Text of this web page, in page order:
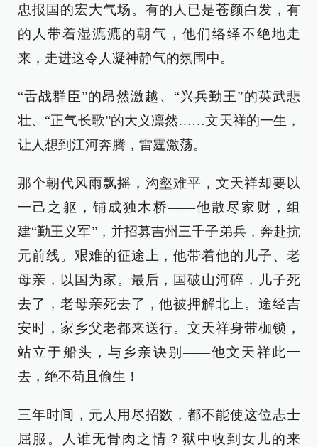
忠报国的宏大气场。有的人已是苍颜白发，有
的人带着湿漉漉的朝气，他们络绎不绝地走
来，走进这令人凝神静气的氛围中。
“舌战群臣”的昂然激越、“兴兵勤王”的英武悲
壮、“正气长歌”的大义凛然……文天祥的一生，
让人想到江河奔腾，雷霆激荡。
那个朝代风雨飘摇，沟壑难平，文天祥却要以
一己之躯，铺成独木桥——他散尽家财，组
建“勤王义军”，并招募吉州三千子弟兵，奔赴抗
元前线。艰难的征途上，他带着他的儿子、老
母亲，以国为家。最后，国破山河碎，儿子死
去了，老母亲死去了，他被押解北上。途经吉
安时，家乡父老都来送行。文天祥身带枷锁，
站立于船头，与乡亲诀别——他文天祥此一
去，绝不苟且偷生！
三年时间，元人用尽招数，都不能使这位志士
屈服。人谁无骨肉之情？狱中收到女儿的来